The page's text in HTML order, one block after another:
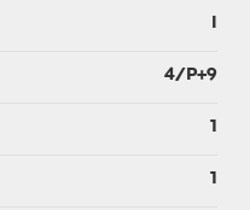
4/P+9
1
1